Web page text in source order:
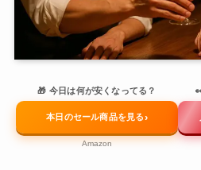
🎁 今日は何が安くなってる？
本日のセール商品を見る›
Amazon